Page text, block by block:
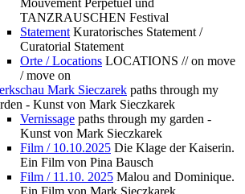
Mouvement Perpétuel und
TANZRAUSCHEN Festival
Statement Kuratorisches Statement /
Curatorial Statement
Orte / Locations LOCATIONS // on move
/ move on
Mark Sieczarek paths through my
- Kunst von Mark Sieczkarek
Vernissage paths through my garden -
Kunst von Mark Sieczkarek
Film / 10.10.2025 Die Klage der Kaiserin.
Ein Film von Pina Bausch
Film / 11.10. 2025 Malou and Dominique.
Ein Film von Mark Sieczkarek